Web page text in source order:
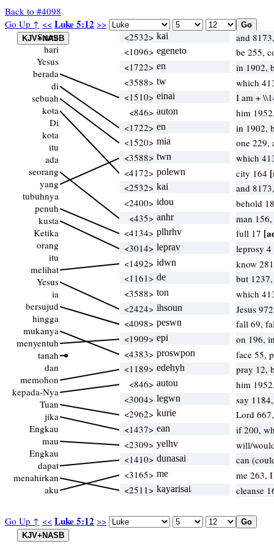
Back to #4098
Go Up ↑ << Luke 5:12 >>
Go Up ↑ << Luke 5:12 >>
Suatu
hari
Yesus
berada
di
sebuah
kota
Di
kota
itu
ada
seorang
yang
tubuhnya
penuh
kusta
Ketika
orang
itu
melihat
Yesus
ia
bersujud
hingga
mukanya
menyentuh
tanah
dan
memohon
kepada-Nya
Tuan
jika
Engkau
mau
Engkau
dapat
menahirkan
aku
<2532> kai
and
<1096> egeneto
be 255,
<1722> en
in 1902,
<3588> tw
which
<1510> einai
I am +
<846> auton
him
<1722> en
in 1902,
<1520> mia
one 229,
<3588> twn
which
<4172> polewn city 164
<2532> kai
and
<2400> idou
behold
<435> anhr
man
<4134> plhrhv full 17
<3014> leprav
leprosy 4
<1492> idwn
know
<1161> de
but
<3588> ton
which
<2424> ihsoun
Jesus
<4098> peswn
fall 69,
<1909> epi
on 196,
<4383> proswpon
face 55,
<1189> edehyh
pray 12,
<846> autou
him
<3004> legwn
say
<2962> kurie
Lord
<1437> ean
if 200,
<2309> yelhv
will/
<1410> dunasai
can
<3165> me
me 263,
<2511> kayarisai cleanse